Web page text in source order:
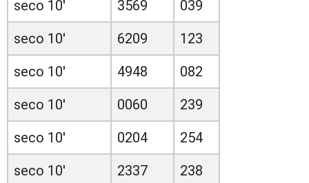
seco 10'
3569
039
seco 10'
6209
123
seco 10'
4948
082
seco 10'
0060
239
seco 10'
0204
254
seco 10'
2337
238